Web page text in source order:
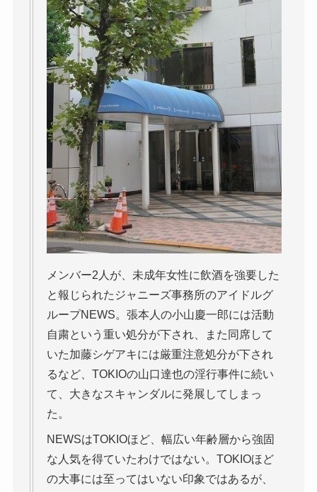
メンバー2人が、未成年女性に飲酒を強要した
と報じられたジャニーズ事務所のアイドルグ
ループNEWS。張本人の小山慶一郎には活動
自粛という重い処分が下され、また同席して
いた加藤シゲアキには厳重注意処分が下され
るなど、TOKIOの山口達也の淫行事件に続い
て、大きなスキャンダルに発展してしまっ
た。
NEWSはTOKIOほど、幅広い年齢層から強固
な人気を得ていたわけではない。TOKIOほど
の大事には至ってはいない印象ではあるが、